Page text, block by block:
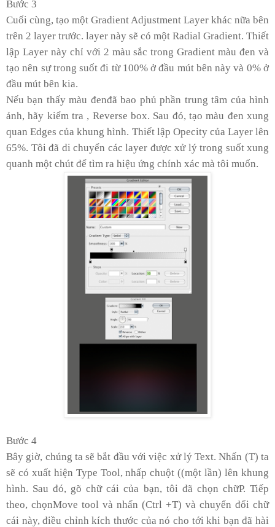
Bước 3
Cuối cùng, tạo một Gradient Adjustment Layer khác nữa bên
trên 2 layer trước. layer này sẽ có một Radial Gradient. Thiết
lập Layer này chỉ với 2 màu sắc trong Gradient màu đen và
tạo nên sự trong suốt đi từ 100% ở đầu mút bên này và 0% ở
đầu mút bên kia.
Nếu bạn thấy màu đenđã bao phủ phần trung tâm của hình
ảnh, hãy kiểm tra , Reverse box. Sau đó, tạo màu đen xung
quan Edges của khung hình. Thiết lập Opecity của Layer lên
65%. Tôi đã di chuyển các layer được xử lý trong suốt xung
quanh một chút để tìm ra hiệu ứng chính xác mà tôi muốn.
Bước 4
Bây giờ, chúng ta sẽ bắt đầu với việc xử lý Text. Nhấn (T) ta
sẽ có xuất hiện Type Tool, nhấp chuột ((một lần) lên khung
hình. Sau đó, gõ chữ cái của bạn, tôi đã chọn chữP. Tiếp
theo, chọnMove tool và nhấn (Ctrl +T) và chuyển đổi chữ
cái này, điều chỉnh kích thước của nó cho tới khi bạn đã hài